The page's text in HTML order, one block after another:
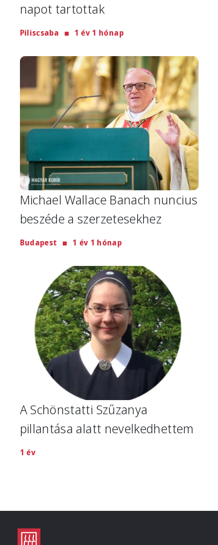
napot tartottak
Piliscsaba 1 év 1 hónap
Image
Michael Wallace Banach nuncius
beszéde a szerzetesekhez
Budapest 1 év 1 hónap
A Schönstatti Szűzanya
pillantása alatt nevelkedhettem
1 év